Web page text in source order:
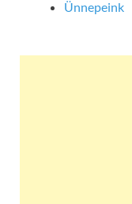
Ünnepeink